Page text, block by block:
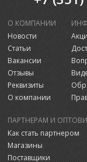
О КОМПАНИИ
Новости
Статьи
Вакансии
Отзывы
Реквизиты
О компании
ПАРТНЕРАМ И
Как стать партнером
Магазины
Поставщики